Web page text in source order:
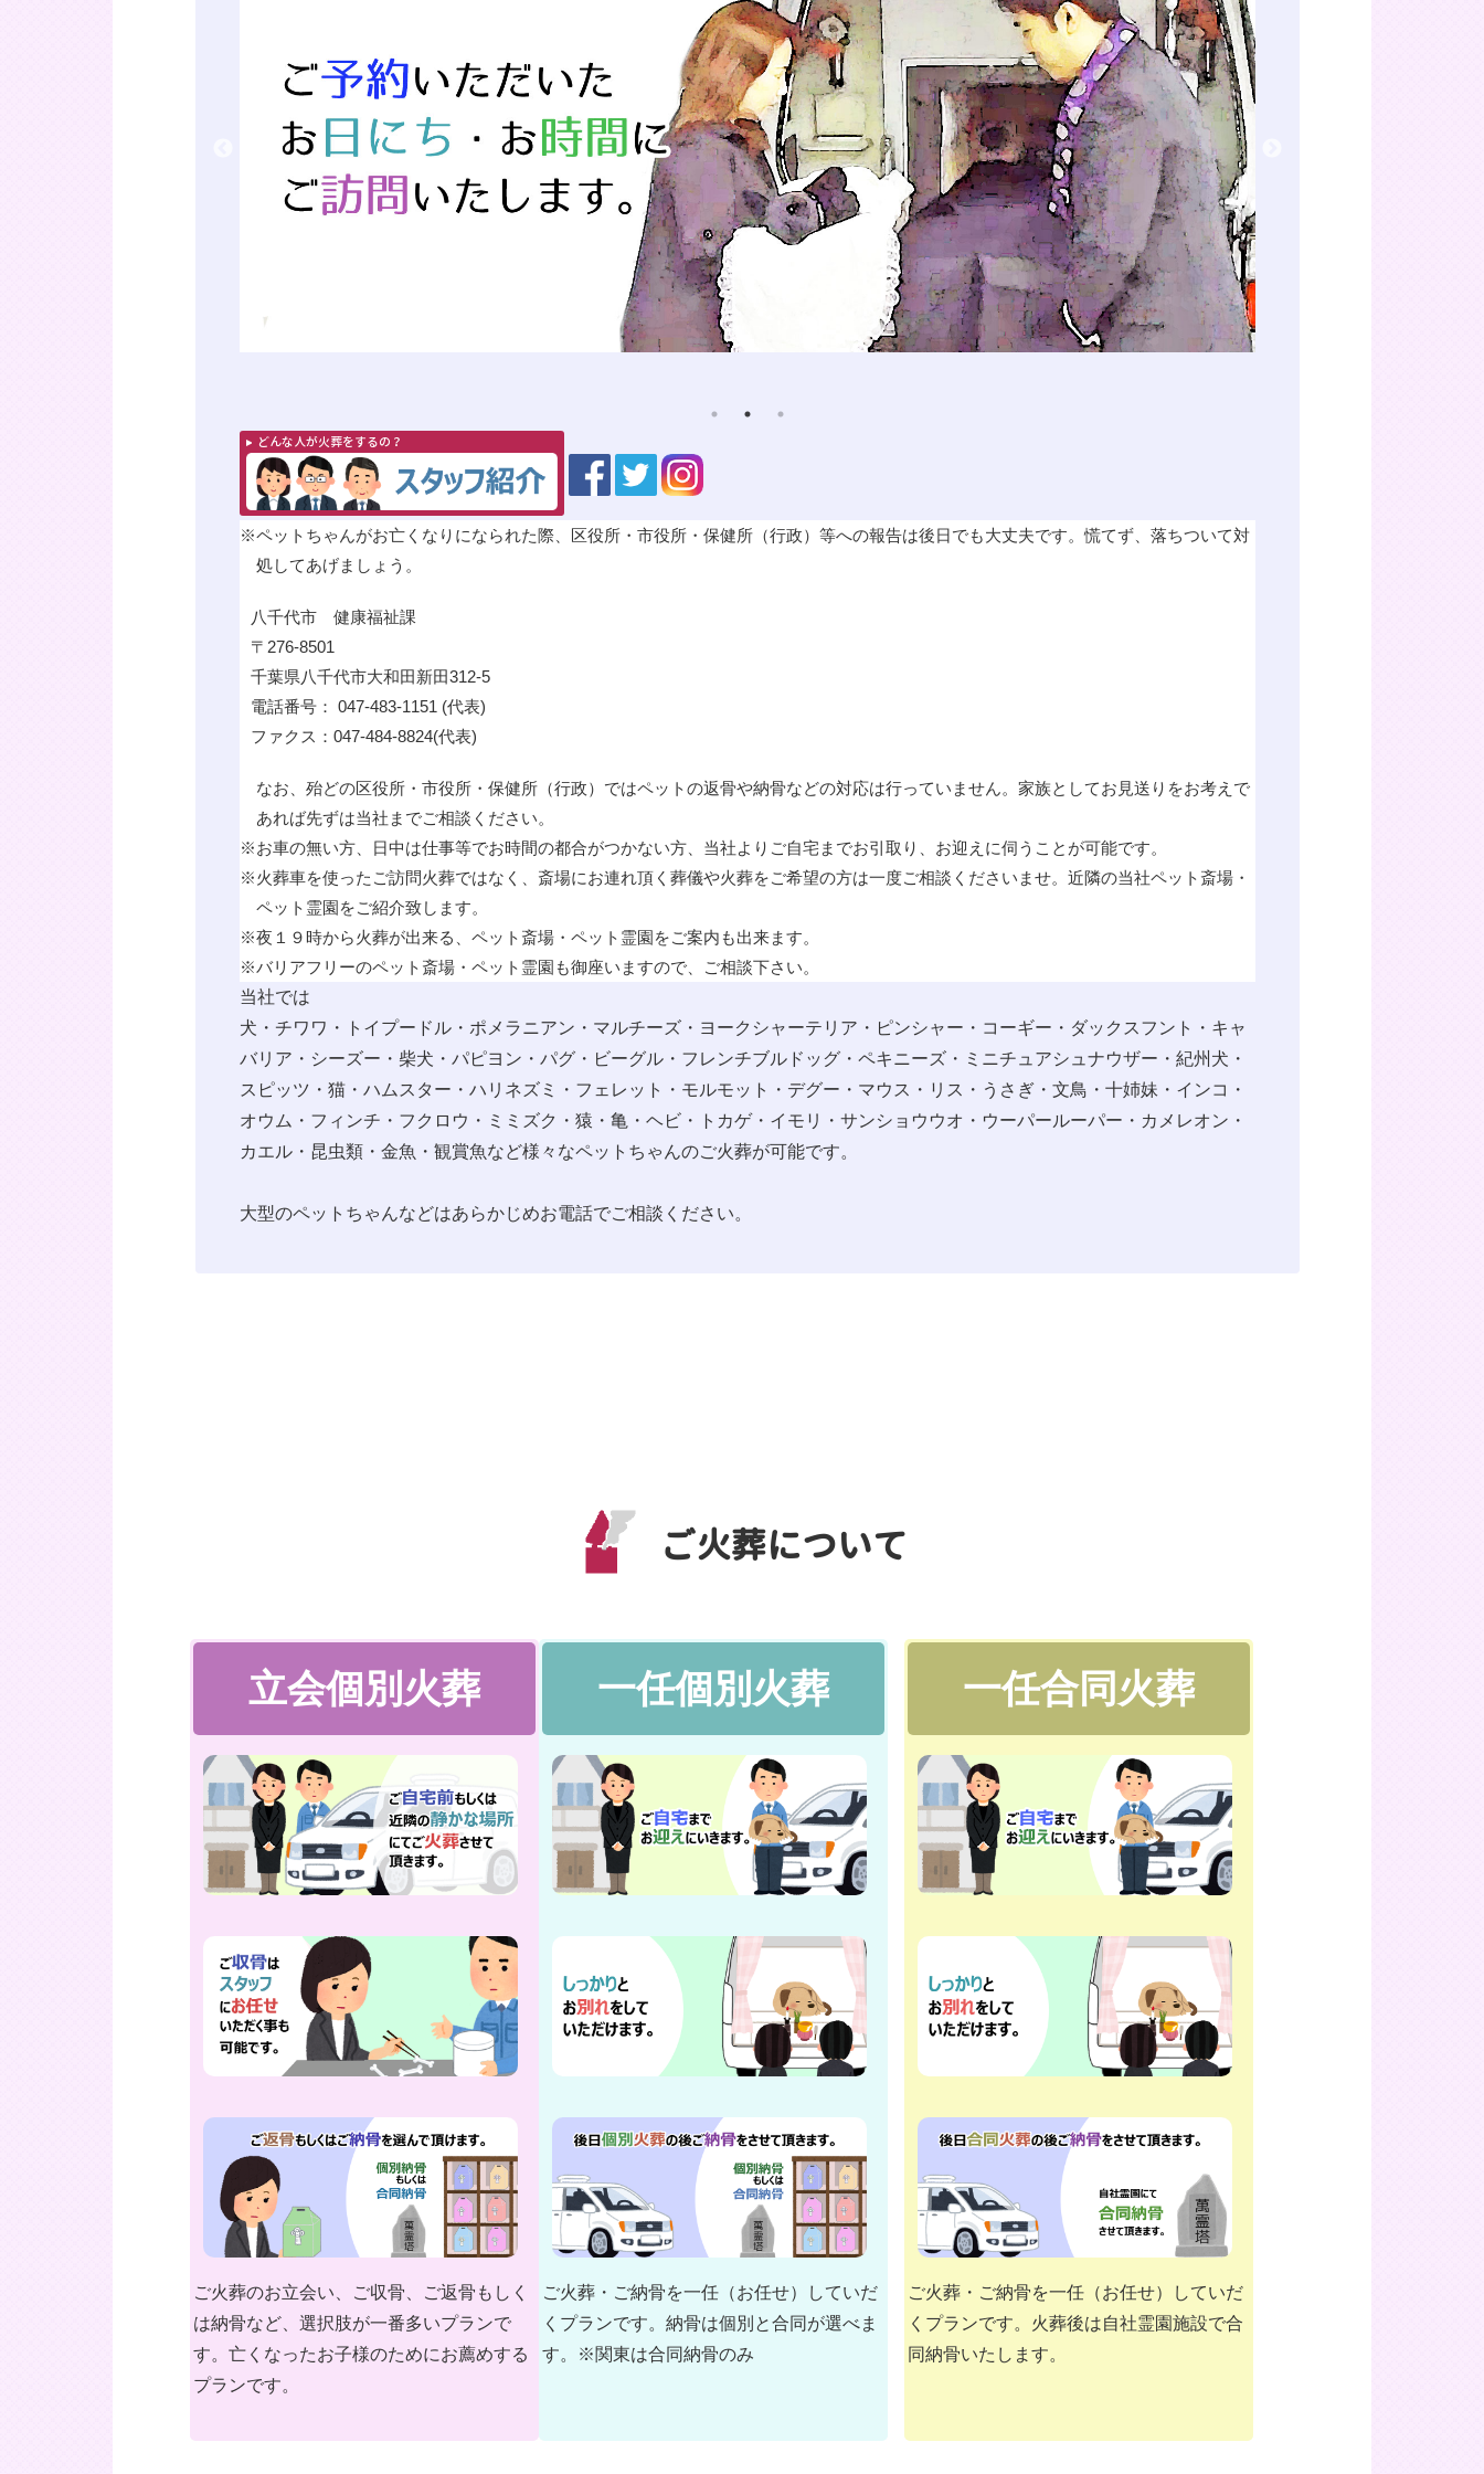
どんな人が火葬をするの？
※ペットちゃんがお亡くなりになられた際、区役所・市役所・保健所（行政）等への報告は後日でも大丈夫です。慌てず、落ちついて対
処してあげましょう。
八千代市 健康福祉課
〒276-8501
千葉県八千代市大和田新田312-5
電話番号： 047-483-1151 (代表)
ファクス：047-484-8824(代表)
なお、殆どの区役所・市役所・保健所（行政）ではペットの返骨や納骨などの対応は行っていません。家族としてお見送りをお考えで
あれば先ずは当社までご相談ください。
※お車の無い方、日中は仕事等でお時間の都合がつかない方、当社よりご自宅までお引取り、お迎えに伺うことが可能です。
※火葬車を使ったご訪問火葬ではなく、斎場にお連れ頂く葬儀や火葬をご希望の方は一度ご相談くださいませ。近隣の当社ペット斎場・
ペット霊園をご紹介致します。
※夜１９時から火葬が出来る、ペット斎場・ペット霊園をご案内も出来ます。
※バリアフリーのペット斎場・ペット霊園も御座いますので、ご相談下さい。
当社では
犬・チワワ・トイプードル・ポメラニアン・マルチーズ・ヨークシャーテリア・ピンシャー・コーギー・ダックスフント・キャ
バリア・シーズー・柴犬・パピヨン・パグ・ビーグル・フレンチブルドッグ・ペキニーズ・ミニチュアシュナウザー・紀州犬・
スピッツ・猫・ハムスター・ハリネズミ・フェレット・モルモット・デグー・マウス・リス・うさぎ・文鳥・十姉妹・インコ・
オウム・フィンチ・フクロウ・ミミズク・猿・亀・ヘビ・トカゲ・イモリ・サンショウウオ・ウーパールーパー・カメレオン・
カエル・昆虫類・金魚・観賞魚など様々なペットちゃんのご火葬が可能です。
大型のペットちゃんなどはあらかじめお電話でご相談ください。
ご火葬について
立会個別火葬
ご火葬のお立会い、ご収骨、ご返骨もしく
は納骨など、選択肢が一番多いプランで
す。亡くなったお子様のためにお薦めする
プランです。
一任個別火葬
ご火葬・ご納骨を一任（お任せ）していだ
くプランです。納骨は個別と合同が選べま
す。※関東は合同納骨のみ
一任合同火葬
ご火葬・ご納骨を一任（お任せ）していだ
くプランです。火葬後は自社霊園施設で合
同納骨いたします。